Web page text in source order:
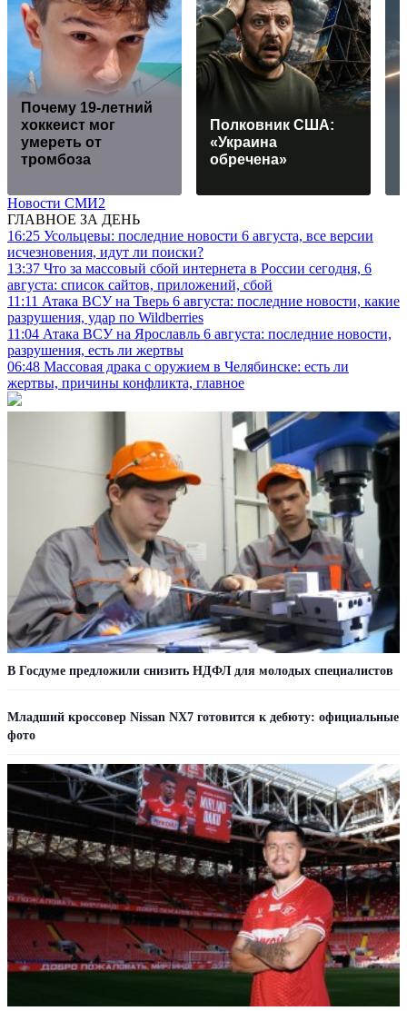
Почему 19-летний
хоккеист мог
умереть от
тромбоза
Полковник США:
«Украина
обречена»
Новости СМИ2
ГЛАВНОЕ ЗА ДЕНЬ
16:25 Усольцевы: последние новости 6 августа, все версии
исчезновения, идут ли поиски?
13:37 Что за массовый сбой интернета в России сегодня, 6
августа: список сайтов, приложений, сбой
11:11 Атака ВСУ на Тверь 6 августа: последние новости, какие
разрушения, удар по Wildberries
11:04 Атака ВСУ на Ярославль 6 августа: последние новости,
разрушения, есть ли жертвы
06:48 Массовая драка с оружием в Челябинске: есть ли
жертвы, причины конфликта, главное
В Госдуме предложили снизить НДФЛ для молодых специалистов
Младший кроссовер Nissan NX7 готовится к дебюту: официальные
фото